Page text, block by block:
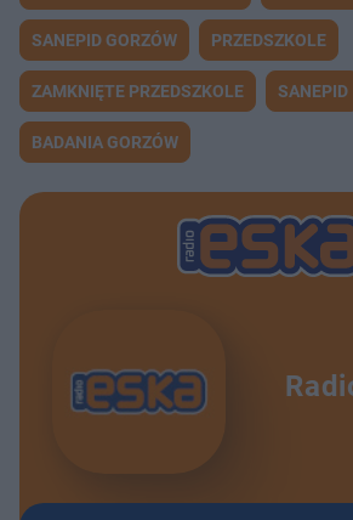
SANEPID GORZÓW PRZEDSZKOLE
ZAMKNIĘTE PRZEDSZKOLE SANEPID
BADANIA GORZÓW